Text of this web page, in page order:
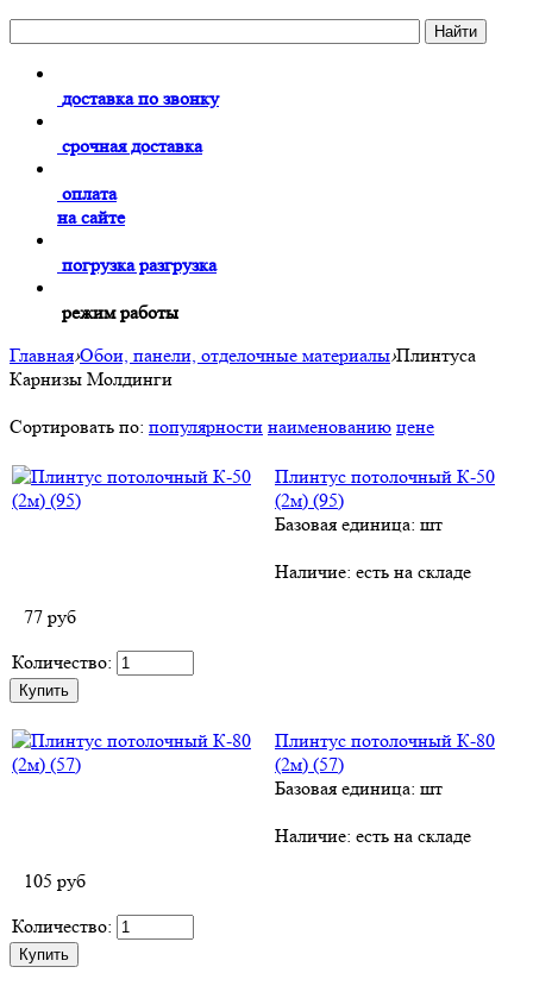
доставка по звонку
срочная доставка
оплата
на сайте
погрузка разгрузка
режим работы
Главная›Обои, панели, отделочные материалы›Плинтуса
Карнизы Молдинги
Сортировать по: популярности наименованию цене
Плинтус потолочный К-50
(2м) (95)
Базовая единица: шт
Наличие: есть на складе
77 руб
Количество:
Плинтус потолочный К-80
(2м) (57)
Базовая единица: шт
Наличие: есть на складе
105 руб
Количество: